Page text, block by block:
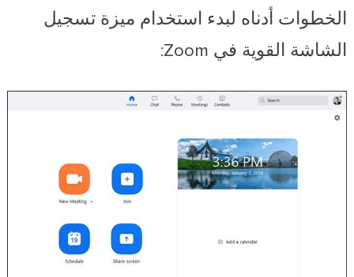
الخطوات أدناه لبدء استخدام ميزة تسجيل
الشاشة القوية في Zoom: